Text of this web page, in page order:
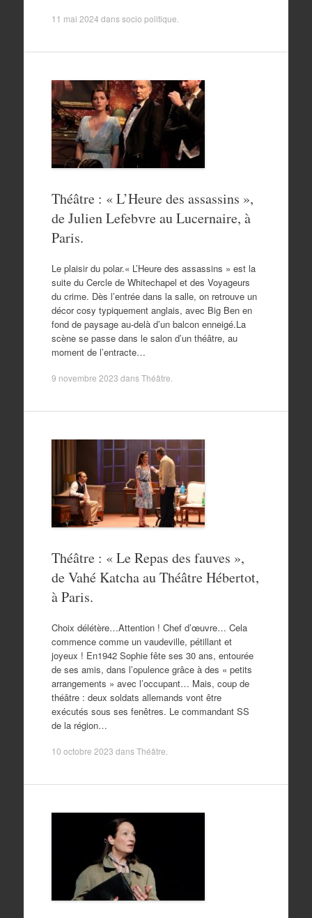
11 mai 2024 danssocio politique
Théâtre : « L’Heure des assassins »,
de Julien Lefebvre au Lucernaire, à
Paris.
Le plaisir du polar.« L’Heure des assassins » est la
suite du Cercle de Whitechapel et des Voyageurs
du crime. Dès l’entrée dans la salle, on retrouve un
décor cosy typiquement anglais, avec Big Ben en
fond de paysage au-delà d’un balcon enneigé.La
scène se passe dans le salon d’un théâtre, au
moment de l’entracte…
9 novembre 2023 dansThéâtre
Théâtre : « Le Repas des fauves »,
de Vahé Katcha au Théâtre Hébertot,
à Paris.
Choix délétère…Attention ! Chef d’œuvre… Cela
commence comme un vaudeville, pétillant et
joyeux ! En1942 Sophie fête ses 30 ans, entourée
de ses amis, dans l’opulence grâce à des « petits
arrangements » avec l’occupant… Mais, coup de
théâtre : deux soldats allemands vont être
exécutés sous ses fenêtres. Le commandant SS
de la région…
10 octobre 2023 dansThéâtre